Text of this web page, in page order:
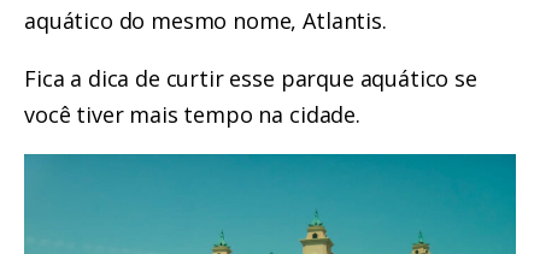
aquático do mesmo nome, Atlantis.
Fica a dica de curtir esse parque aquático se
você tiver mais tempo na cidade.